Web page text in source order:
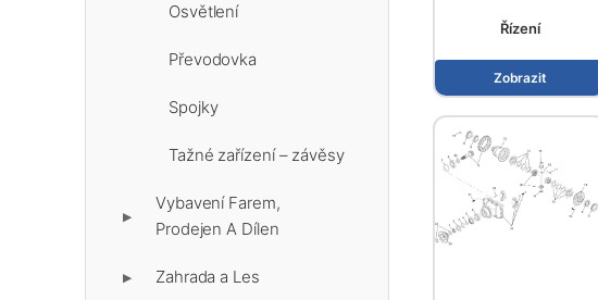
Osvětlení
Převodovka
Spojky
Tažné zařízení – závěsy
▶
Vybavení Farem,
Prodejen A Dílen
▶ Zahrada a Les
Řízení
Zobrazit